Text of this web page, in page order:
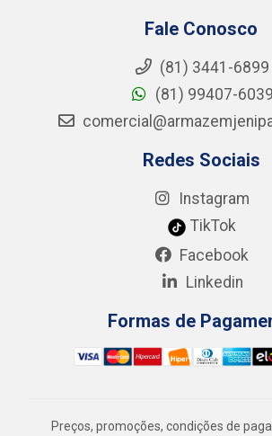
Fale Conosco
(81) 3441-6899
(81) 99407-6039
Redes Sociais
Instagram
TikTok
Facebook
Linkedin
Formas de
Preços, promoções, condições de